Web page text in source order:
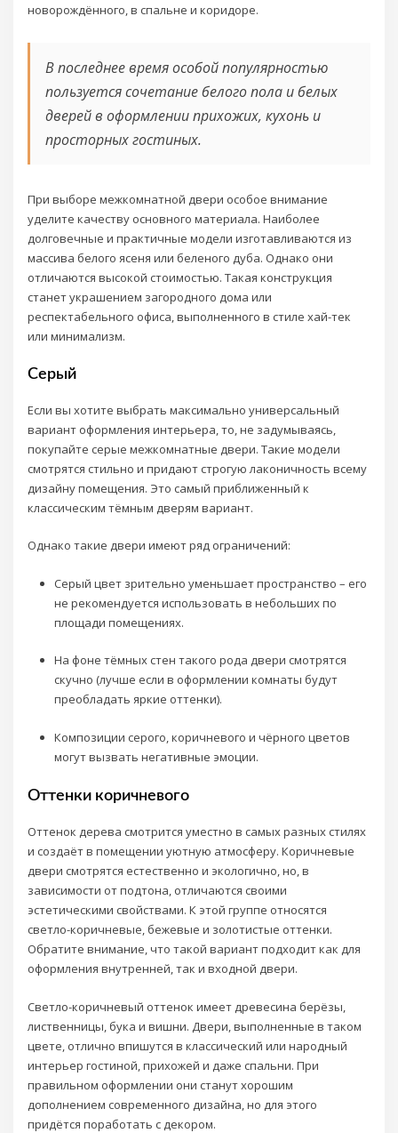
новорождённого, в спальне и коридоре.
В последнее время особой популярностью
пользуется сочетание белого пола и белых
дверей в оформлении прихожих, кухонь и
просторных гостиных.
При выборе межкомнатной двери особое внимание
уделите качеству основного материала. Наиболее
долговечные и практичные модели изготавливаются из
массива белого ясеня или беленого дуба. Однако они
отличаются высокой стоимостью. Такая конструкция
станет украшением загородного дома или
респектабельного офиса, выполненного в стиле хай-тек
или минимализм.
Серый
Если вы хотите выбрать максимально универсальный
вариант оформления интерьера, то, не задумываясь,
покупайте серые межкомнатные двери. Такие модели
смотрятся стильно и придают строгую лаконичность всему
дизайну помещения. Это самый приближенный к
классическим тёмным дверям вариант.
Однако такие двери имеют ряд ограничений:
Серый цвет зрительно уменьшает пространство – его
не рекомендуется использовать в небольших по
площади помещениях.
На фоне тёмных стен такого рода двери смотрятся
скучно (лучше если в оформлении комнаты будут
преобладать яркие оттенки).
Композиции серого, коричневого и чёрного цветов
могут вызвать негативные эмоции.
Оттенки коричневого
Оттенок дерева смотрится уместно в самых разных стилях
и создаёт в помещении уютную атмосферу. Коричневые
двери смотрятся естественно и экологично, но, в
зависимости от подтона, отличаются своими
эстетическими свойствами. К этой группе относятся
светло-коричневые, бежевые и золотистые оттенки.
Обратите внимание, что такой вариант подходит как для
оформления внутренней, так и входной двери.
Светло-коричневый оттенок имеет древесина берёзы,
лиственницы, бука и вишни. Двери, выполненные в таком
цвете, отлично впишутся в классический или народный
интерьер гостиной, прихожей и даже спальни. При
правильном оформлении они станут хорошим
дополнением современного дизайна, но для этого
придётся поработать с декором.